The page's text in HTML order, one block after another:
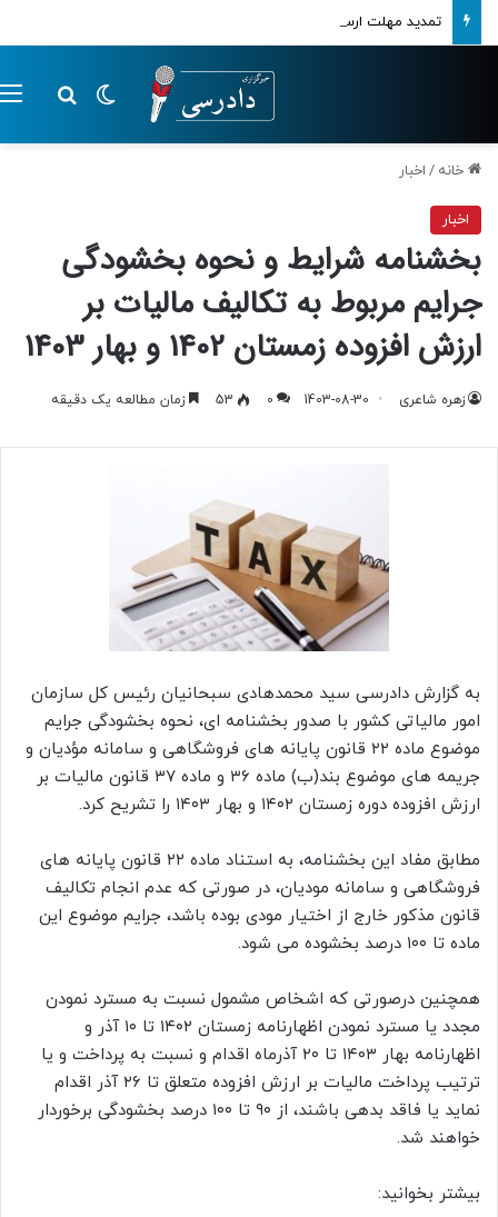
تمدید مهلت ارسال اظهارنامه‌های مالیاتی تا پایان تابستان 1405
تغییر پوسته
خانه / اخبار
اخبار
بخشنامه شرایط و نحوه بخشودگی
جرایم مربوط به تکالیف مالیات بر
ارزش افزوده زمستان 1402 و بهار 1403
زهره شاعری 1403-08-30
0
53 زمان مطالعه یک دقیقه
به گزارش دادرسی سید محمدهادی سبحانیان رئیس کل سازمان
امور مالیاتی کشور با صدور بخشنامه ای، نحوه بخشودگی جرایم
موضوع ماده ۲۲ قانون پایانه های فروشگاهی و سامانه مؤدیان و
جریمه های موضوع بند(ب) ماده ۳۶ و ماده ۳۷ قانون مالیات بر
ارزش افزوده دوره زمستان ۱۴۰۲ و بهار ۱۴۰۳ را تشریح کرد.
مطابق مفاد این بخشنامه، به استناد ماده ۲۲ قانون پایانه های
فروشگاهی و سامانه مودیان، در صورتی که عدم انجام تکالیف
قانون مذکور خارج از اختیار مودی بوده باشد، جرایم موضوع این
ماده تا ۱۰۰ درصد بخشوده می شود.
همچنین درصورتی که اشخاص مشمول نسبت به مسترد نمودن
مجدد یا مسترد نمودن اظهارنامه زمستان ۱۴۰۲ تا ۱۰ آذر و
اظهارنامه بهار ۱۴۰۳ تا ۲۰ آذرماه اقدام و نسبت به پرداخت و یا
ترتیب پرداخت مالیات بر ارزش افزوده متعلق تا ۲۶ آذر اقدام
نماید یا فاقد بدهی باشند، از ۹۰ تا ۱۰۰ درصد بخشودگی برخوردار
خواهند شد.
بیشتر بخوانید: